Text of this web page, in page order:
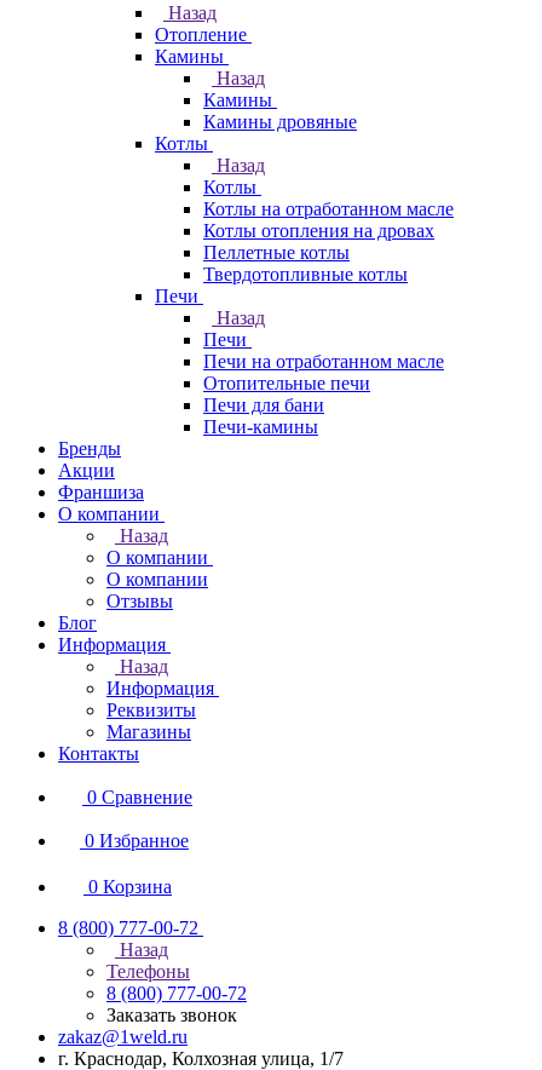
Назад
Отопление
Камины
Назад
Камины
Камины дровяные
Котлы
Назад
Котлы
Котлы на отработанном масле
Котлы отопления на дровах
Пеллетные котлы
Твердотопливные котлы
Печи
Назад
Печи
Печи на отработанном масле
Отопительные печи
Печи для бани
Печи-камины
Бренды
Акции
Франшиза
О компании
Назад
О компании
О компании
Отзывы
Блог
Информация
Назад
Информация
Реквизиты
Магазины
Контакты
0 Сравнение
0 Избранное
0 Корзина
8 (800) 777-00-72
Назад
Телефоны
8 (800) 777-00-72
Заказать звонок
zakaz@1weld.ru
г. Краснодар, Колхозная улица, 1/7